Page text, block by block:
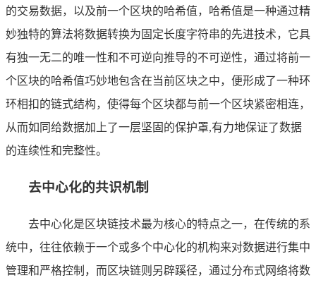
的交易数据，以及前一个区块的哈希值，哈希值是一种通过精
妙独特的算法将数据转换为固定长度字符串的先进技术，它具
有独一无二的唯一性和不可逆向推导的不可逆性，通过将前一
个区块的哈希值巧妙地包含在当前区块之中，便形成了一种环
环相扣的链式结构，使得每个区块都与前一个区块紧密相连，
从而如同给数据加上了一层坚固的保护罩,有力地保证了数据
的连续性和完整性。
去中心化的共识机制
去中心化是区块链技术最为核心的特点之一，在传统的系
统中，往往依赖于一个或多个中心化的机构来对数据进行集中
管理和严格控制，而区块链则另辟蹊径，通过分布式网络将数